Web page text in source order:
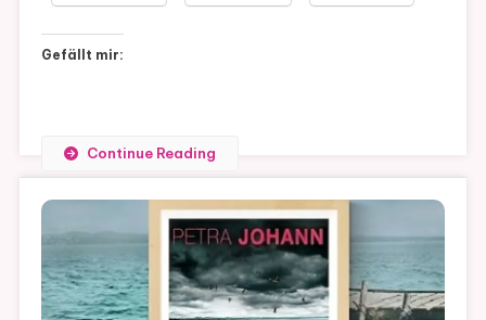
Gefällt mir:
Continue Reading